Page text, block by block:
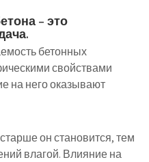
– это
бетонных
свойствами
на него оказывают
он становится, тем
влагой. Влияние на